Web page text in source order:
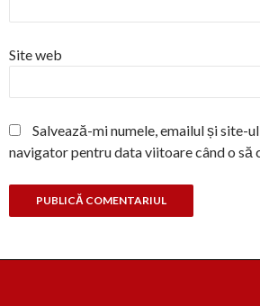
Site web
Salvează-mi numele, emailul și site-
navigator pentru data viitoare când o să